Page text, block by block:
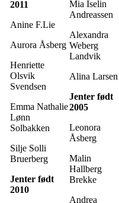
2011
Anine F.Lie
Aurora Åsberg
Henriette
Olsvik
Svendsen
Emma Nathalie
Lønn
Solbakken
Silje Solli
Bruerberg
Jenter født
2010
Mia Iselin
Andreassen
Alexandra
Weberg
Landvik
Alina Larsen
Jenter født
2005
Leonora
Åsberg
Malin
Hallberg
Brekke
Andrea